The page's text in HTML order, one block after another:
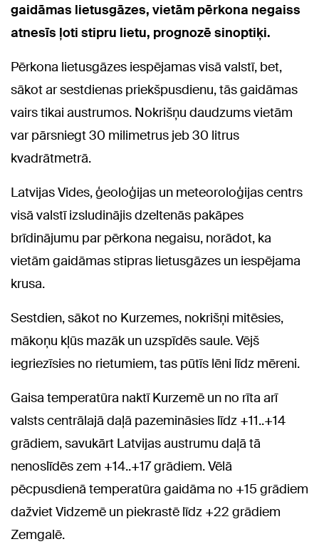
gaidāmas lietusgāzes, vietām pērkona negaiss
atnesīs ļoti stipru lietu, prognozē sinoptiķi.
Pērkona lietusgāzes iespējamas visā valstī, bet,
sākot ar sestdienas priekšpusdienu, tās gaidāmas
vairs tikai austrumos. Nokrišņu daudzums vietām
var pārsniegt 30 milimetrus jeb 30 litrus
kvadrātmetrā.
Latvijas Vides, ģeoloģijas un meteoroloģijas centrs
visā valstī izsludinājis dzeltenās pakāpes
brīdinājumu par pērkona negaisu, norādot, ka
vietām gaidāmas stipras lietusgāzes un iespējama
krusa.
Sestdien, sākot no Kurzemes, nokrišņi mitēsies,
mākoņu kļūs mazāk un uzspīdēs saule. Vējš
iegriezīsies no rietumiem, tas pūtīs lēni līdz mēreni.
Gaisa temperatūra naktī Kurzemē un no rīta arī
valsts centrālajā daļā pazemināsies līdz +11..+14
grādiem, savukārt Latvijas austrumu daļā tā
nenoslīdēs zem +14..+17 grādiem. Vēlā
pēcpusdienā temperatūra gaidāma no +15 grādiem
dažviet Vidzemē un piekrastē līdz +22 grādiem
Zemgalē.